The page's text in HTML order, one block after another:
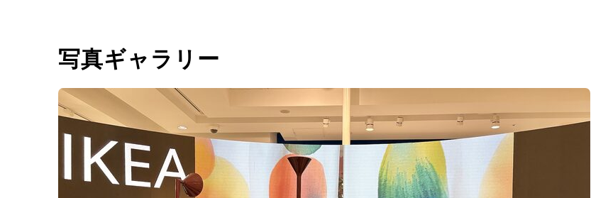
写真ギャラリー